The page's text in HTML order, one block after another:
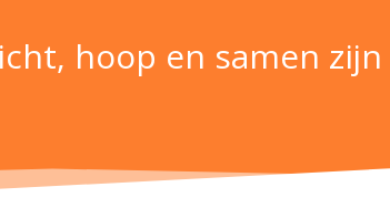
hoop en samen zijn